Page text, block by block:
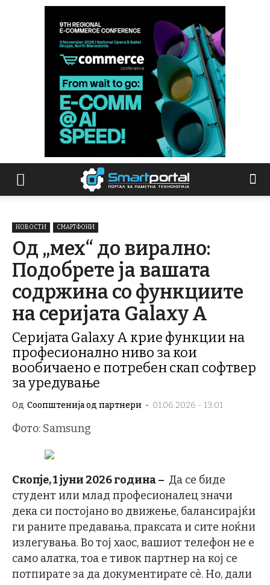
НОВОСТИ СМАРТФОНИ
Од „мех“ до вирално:
Подобрете ја вашата
содржина со функциите
на серијата Galaxy A
Серијата Galaxy A крие функции на
професионално ниво за кои
вообичаено е потребен скап софтвер
за уредување
Од Соопштенија од партнери - 01.06.2026 - 13:01
Фото: Samsung
Скопје, 1 јуни 2026 година – Да се биде
студент или млад професионалец значи
дека си постојано во движење, балансирајќи
ги раните предавања, праксата и сите ноќни
излегувања. Во тој хаос, вашиот телефон не е
само алатка, тоа е тивок партнер на кој се
потпирaте за да документирате сè. Но, дали